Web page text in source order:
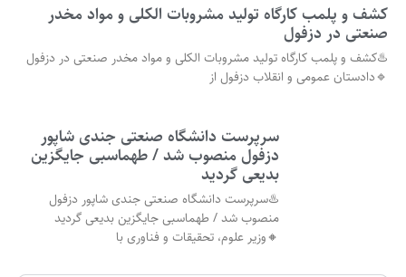
کشف و پلمب کارگاه تولید مشروبات الکلی و مواد مخدر
صنعتی در دزفول
♨️کشف و پلمب کارگاه تولید مشروبات الکلی و مواد مخدر صنعتی در دزفول
🔹دادستان عمومی و انقلاب دزفول از
سرپرست دانشگاه صنعتی جندی شاپور
دزفول منصوب شد / طهماسبی جایگزین
بدیعی گردید
♨️سرپرست دانشگاه صنعتی جندی شاپور دزفول
منصوب شد / طهماسبی جایگزین بدیعی گردید
🔸وزیر علوم، تحقیقات و فناوری با